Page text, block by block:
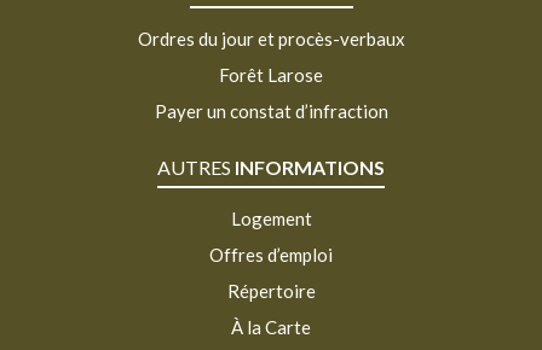
Ordres du jour et procès-verbaux
Forêt Larose
Payer un constat d’infraction
AUTRES INFORMATIONS
Logement
Offres d’emploi
Répertoire
À la Carte